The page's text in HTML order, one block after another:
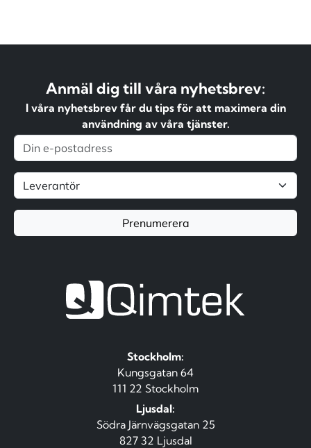
Anmäl dig till våra nyhetsbrev:
I våra nyhetsbrev får du tips för att maximera din
användning av våra tjänster.
Prenumerera
Stockholm:
Kungsgatan 64
111 22 Stockholm
Ljusdal:
Södra Järnvägsgatan 25
827 32 Ljusdal